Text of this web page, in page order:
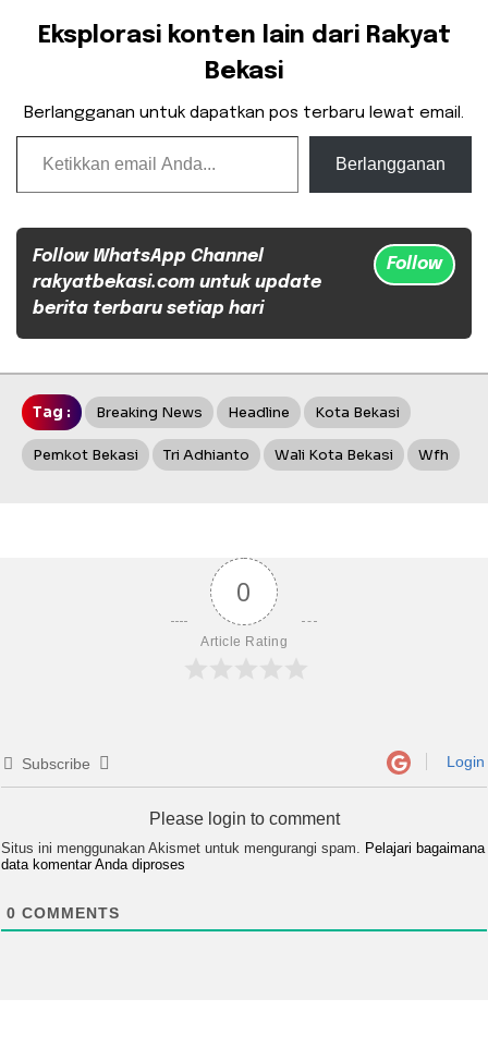
Eksplorasi konten lain dari Rakyat
Bekasi
Berlangganan untuk dapatkan pos terbaru lewat email.
Ketikkan email Anda...
Berlangganan
Follow WhatsApp Channel
rakyatbekasi.com untuk update
berita terbaru setiap hari
Follow
Tag : Breaking News Headline Kota Bekasi
Pemkot Bekasi Tri Adhianto Wali Kota Bekasi Wfh
0
Article Rating
Subscribe Login
Please login to comment
Situs ini menggunakan Akismet untuk mengurangi spam. Pelajari bagaimana
data komentar Anda diproses
0 COMMENTS